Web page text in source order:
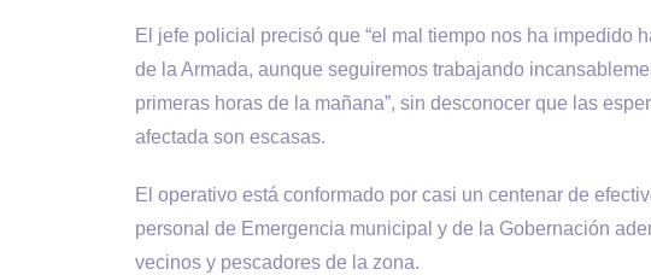
El jefe policial precisó que “el mal tiempo nos ha impedido
de la Armada, aunque seguiremos trabajando
primeras horas de la mañana”, sin desconocer que las
afectada son escasas.
El operativo está conformado por casi un centenar de
personal de Emergencia municipal y de la Gobernación
vecinos y pescadores de la zona.